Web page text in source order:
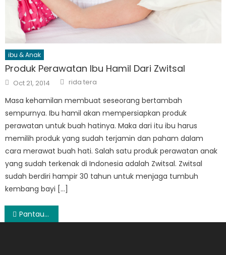
ibu & Anak
Produk Perawatan Ibu Hamil Dari Zwitsal
Posted
on
Oct 21, 2014 Author
rida tera
Masa kehamilan membuat seseorang bertambah
sempurnya. Ibu hamil akan mempersiapkan produk
perawatan untuk buah hatinya. Maka dari itu ibu harus
memilih produk yang sudah terjamin dan paham dalam
cara merawat buah hati. Salah satu produk perawatan anak
yang sudah terkenak di Indonesia adalah Zwitsal. Zwitsal
sudah berdiri hampir 30 tahun untuk menjaga tumbuh
kembang bayi […]
Post
Pantau Harga Emas Perhiasan Per Hari Ini ! Ini Dia Cara Menentukan Nilai nya